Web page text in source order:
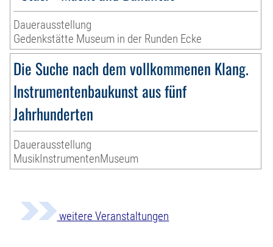
Dauerausstellung
Gedenkstätte Museum in der Runden Ecke
Die Suche nach dem vollkommenen Klang.
Instrumentenbaukunst aus fünf
Jahrhunderten
Dauerausstellung
MusikInstrumentenMuseum
weitere Veranstaltungen